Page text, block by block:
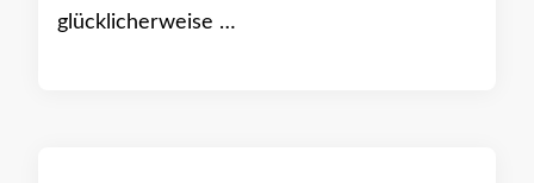
glücklicherweise …